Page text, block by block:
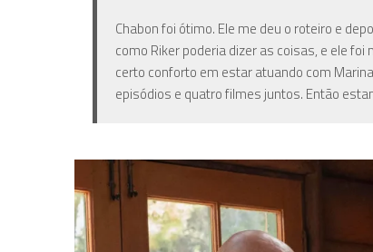
Chabon foi ótimo. Ele me deu o roteiro e
como Riker poderia dizer as coisas, e ele
certo conforto em estar atuando com
episódios e quatro filmes juntos. Então